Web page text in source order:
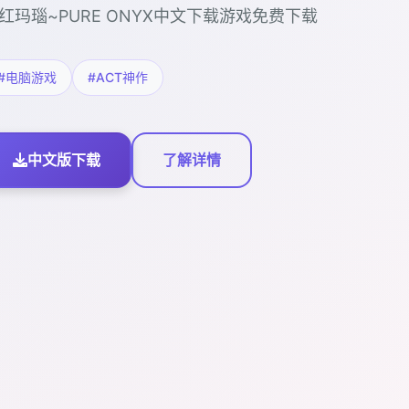
玛瑙~PURE ONYX中文下载游戏免费下载
电脑游戏 #ACT神作
中文版下载 了解详情